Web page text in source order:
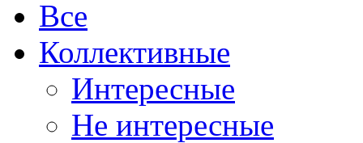
Все
Коллективные
Интересные
Не интересные